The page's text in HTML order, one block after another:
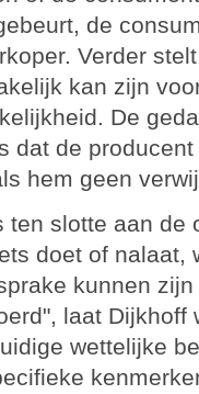
de
Verder
kan zijn
De
dat de
hem geen
slotte aan de
doet of nalaat,
kunnen
laat Dijkhoff
wettelijke